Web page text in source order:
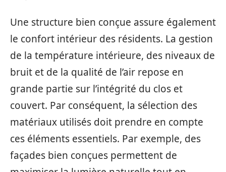
Une structure bien conçue assure également
le confort intérieur des résidents. La gestion
de la température intérieure, des niveaux de
bruit et de la qualité de l’air repose en
grande partie sur l’intégrité du clos et
couvert. Par conséquent, la sélection des
matériaux utilisés doit prendre en compte
ces éléments essentiels. Par exemple, des
façades bien conçues permettent de